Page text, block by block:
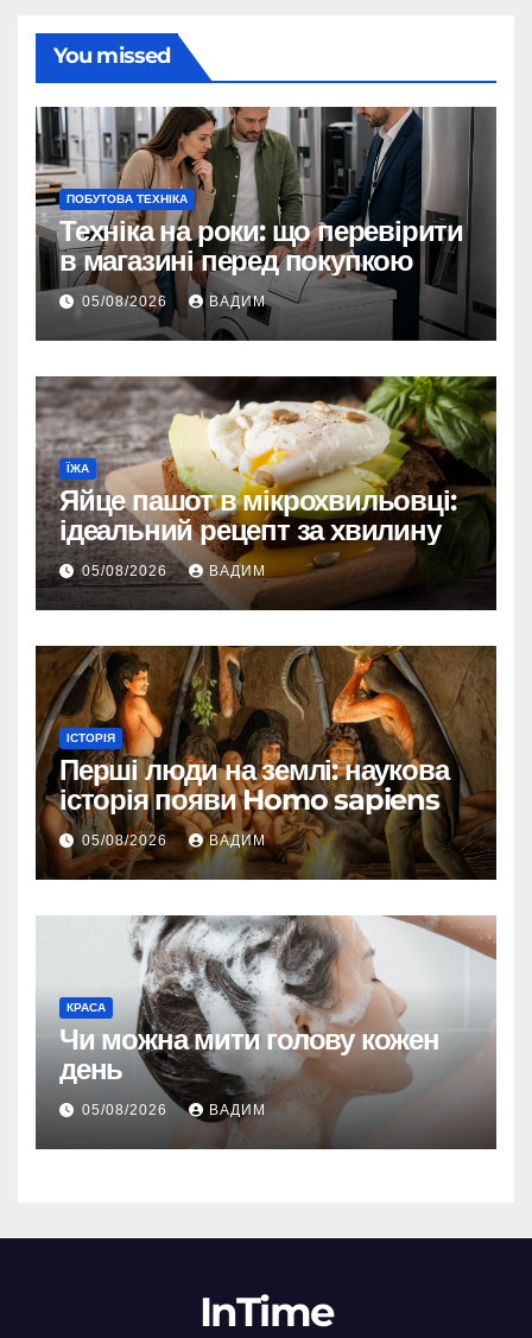
You missed
ПОБУТОВА ТЕХНІКА
Техніка на роки: що перевірити
в магазині перед покупкою
05/08/2026 ВАДИМ
ЇЖА
Яйце пашот в мікрохвильовці:
ідеальний рецепт за хвилину
05/08/2026 ВАДИМ
ІСТОРІЯ
Перші люди на землі: наукова
історія появи Homo sapiens
05/08/2026 ВАДИМ
КРАСА
Чи можна мити голову кожен
день
05/08/2026 ВАДИМ
InTime